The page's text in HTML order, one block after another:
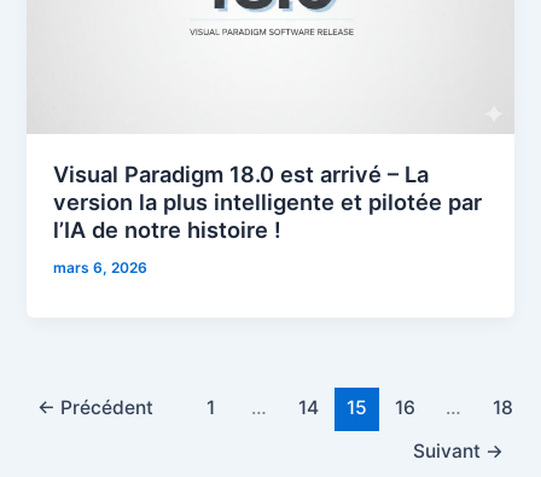
Visual Paradigm 18.0 est arrivé – La
version la plus intelligente et pilotée par
l’IA de notre histoire !
mars 6, 2026
← Précédent 1 … 14 15 16 …
18
Suivant →